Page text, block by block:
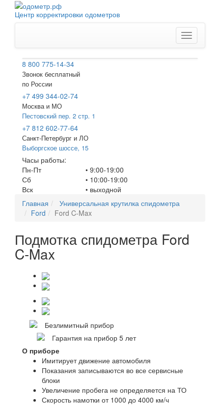
Центр корректировки одометров
Меню
8 800 775-14-34
Звонок бесплатный
по России
+7 499 344-02-74
Москва и МО
Пестовский пер. 2 стр. 1
+7 812 602-77-64
Санкт-Петербург и ЛО
Выборгское шоссе, 15
Часы работы:
Пн-Пт
Сб
Вск
• 9:00-19:00
• 10:00-19:00
• выходной
Главная
Универсальная крутилка спидометра
Ford
Ford C-Max
Подмотка спидометра Ford
C-Max
Безлимитный прибор
Гарантия на прибор 5 лет
О приборе
Имитирует движение автомобиля
Показания записываются во все сервисные
блоки
Увеличение пробега не определяется на ТО
Скорость намотки от 1000 до 4000 км/ч